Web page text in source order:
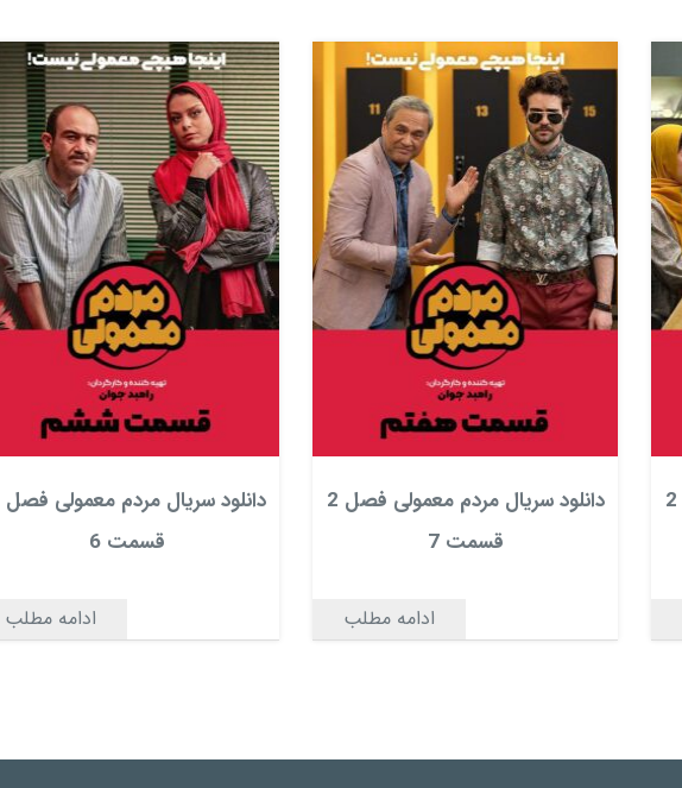
دانلود سریال مردم معمولی فصل 2
دانلود سریال مردم معمولی فصل 2
قسمت 7
ادامه مطلب
قسمت 6
ادامه مطلب